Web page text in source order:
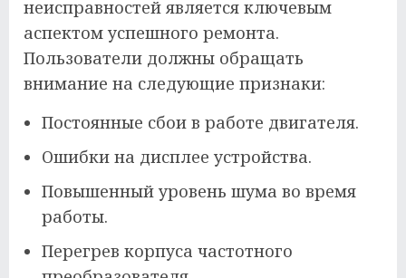
неисправностей является ключевым
аспектом успешного ремонта.
Пользователи должны обращать
внимание на следующие признаки:
Постоянные сбои в работе двигателя.
Ошибки на дисплее устройства.
Повышенный уровень шума во время
работы.
Перегрев корпуса частотного